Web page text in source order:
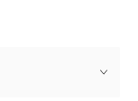
años de